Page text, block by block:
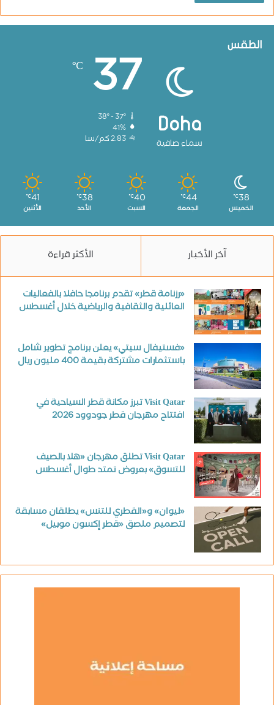
الطقس
Doha
سماء صافية
37
℃
41%
2.83 كم/سا
38
℃
الخميس
44
℃
الجمعة
40
℃
السبت
38
℃
الأحد
41
℃
الأثنين
آخر الأخبار الأكثر قراءة
«رزنامة قطر» تقدم برنامجا حافلا بالفعاليات
العائلية والثقافية والرياضية خلال أغسطس
«فستيفال سيتي» يعلن برنامج تطوير شامل
باستثمارات مشتركة بقيمة 400 مليون ريال
Visit Qatar تبرز مكانة قطر السياحية في
افتتاح مهرجان قطر جودوود 2026
Visit Qatar تطلق مهرجان «هلا بالصيف
للتسوق» بعروض تمتد طوال أغسطس
«ليوان» و«القطري للتنس» يطلقان مسابقة
لتصميم ملصق «قطر إكسون موبيل»